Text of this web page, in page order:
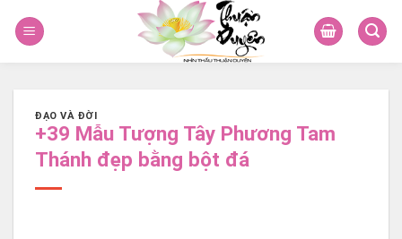
ĐẠO VÀ ĐỜI
+39 Mẫu Tượng Tây Phương Tam
Thánh đẹp bằng bột đá